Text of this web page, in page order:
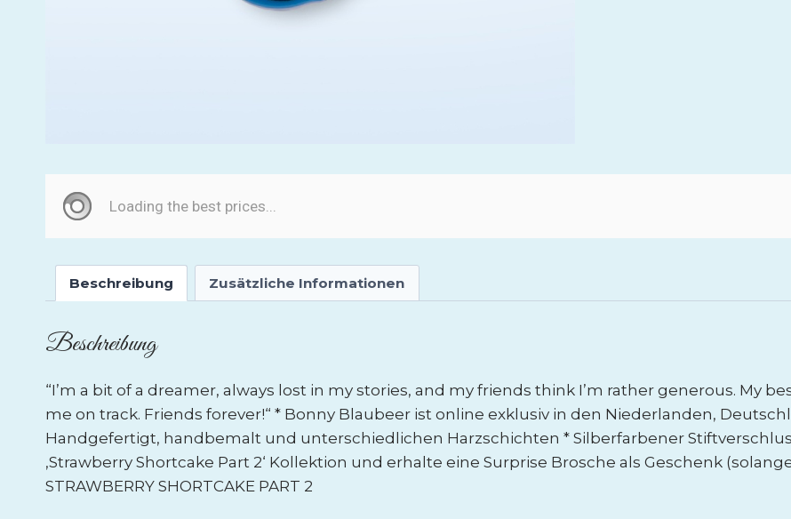
Beschreibung Zusätzliche Informationen
Beschreibung
“I’m a bit of a dreamer, always lost in my stories, and my friends think I’m rather generous. My
me on track. Friends forever!“ * Bonny Blaubeer ist online exklusiv in den Niederlanden,
Handgefertigt, handbemalt und unterschiedlichen Harzschichten * Silberfarbener
‚Strawberry Shortcake Part 2‘ Kollektion und erhalte eine Surprise Brosche als Geschenk
STRAWBERRY SHORTCAKE PART 2